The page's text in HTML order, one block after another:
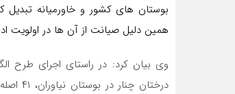
بوستان های کشور و خاورمیانه
همین دلیل صیانت از آن ها در اولویت
وی بیان کرد: در راستای اجرای